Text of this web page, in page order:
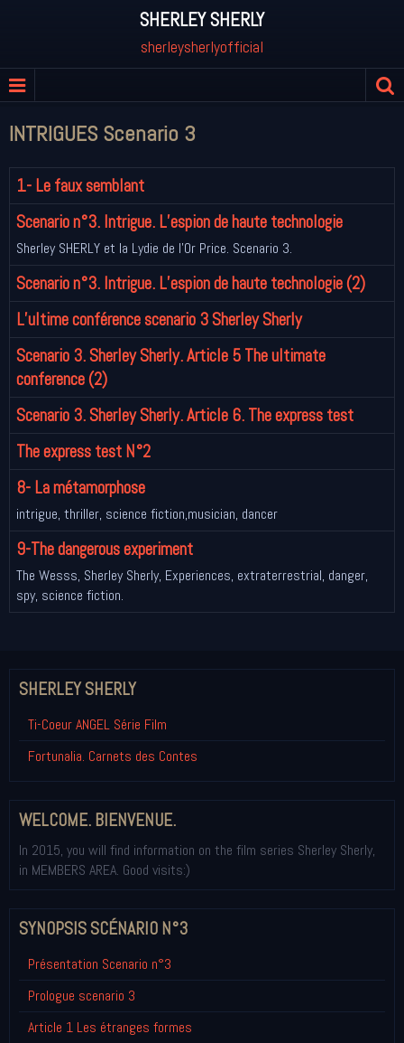
SHERLEY SHERLY
sherleysherlyofficial
INTRIGUES Scenario 3
1- Le faux semblant
Scenario n°3. Intrigue. L’espion de haute technologie
Sherley SHERLY et la Lydie de l’Or Price. Scenario 3.
Scenario n°3. Intrigue. L’espion de haute technologie (2)
L’ultime conférence scenario 3 Sherley Sherly
Scenario 3. Sherley Sherly. Article 5 The ultimate
conference (2)
Scenario 3. Sherley Sherly. Article 6. The express test
The express test N°2
8- La métamorphose
intrigue, thriller, science fiction,musician, dancer
9-The dangerous experiment
The Wesss, Sherley Sherly, Experiences, extraterrestrial, danger,
spy, science fiction.
SHERLEY SHERLY
Ti-Coeur ANGEL Série Film
Fortunalia. Carnets des Contes
WELCOME. BIENVENUE.
In 2015, you will find information on the film series Sherley Sherly,
in MEMBERS AREA. Good visits:)
SYNOPSIS SCÉNARIO N°3
Présentation Scenario n°3
Prologue scenario 3
Article 1 Les étranges formes